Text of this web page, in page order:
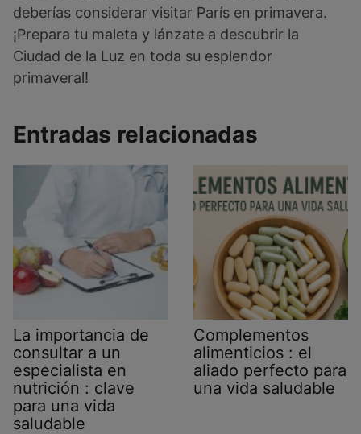
deberías considerar visitar París en primavera.
¡Prepara tu maleta y lánzate a descubrir la
Ciudad de la Luz en toda su esplendor
primaveral!
Entradas relacionadas
La importancia de
consultar a un
especialista en
nutrición : clave
para una vida
saludable
Complementos
alimenticios : el
aliado perfecto para
una vida saludable